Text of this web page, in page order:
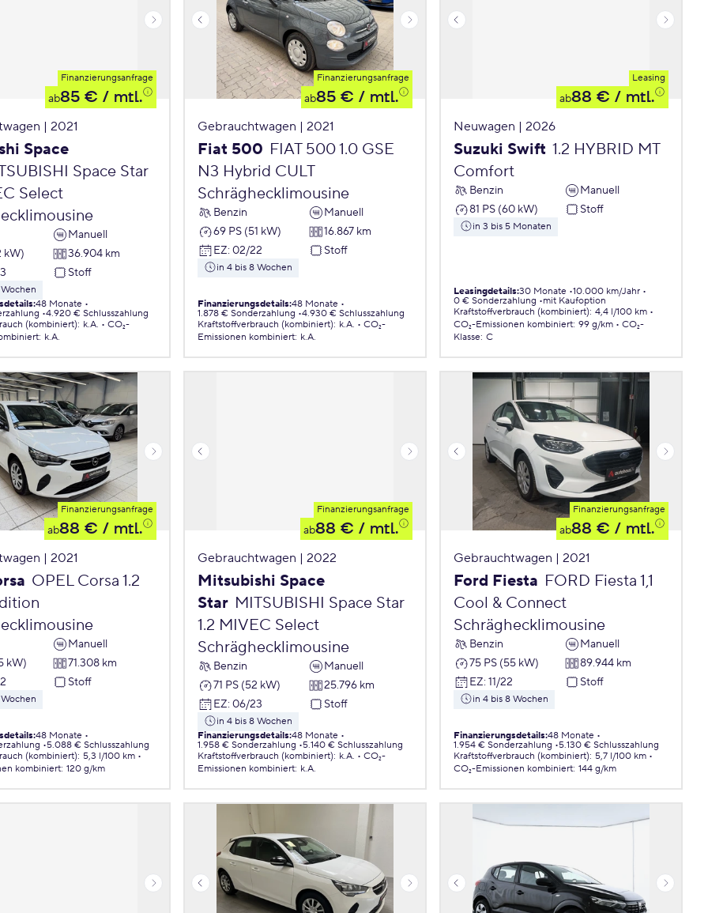
Finanzierungsanfrage
ab85 € / mtl.
| 2021
Space
Space Star
Select
Manuell
kW)
36.904 km
Stoff
:48 Monate
4.920 € Schlusszahlung
(kombiniert): k.A.
CO₂-
: k.A.
Finanzierungsanfrage
ab85 € / mtl.
Gebrauchtwagen | 2021
Fiat 500 FIAT 500 1.0 GSE
N3 Hybrid CULT
Schräghecklimousine
Benzin
Manuell
69 PS (51 kW)
16.867 km
EZ: 02/22 Stoff
in 4 bis 8 Wochen
Finanzierungsdetails:48 Monate
1.878 € Sonderzahlung 4.930 € Schlusszahlung
Kraftstoffverbrauch (kombiniert): k.A.
CO₂-
Emissionen kombiniert: k.A.
Leasing
ab88 € / mtl.
Neuwagen | 2026
Suzuki Swift 1.2 HYBRID MT
Comfort
Benzin
Manuell
81 PS (60 kW)
Stoff
in 3 bis 5 Monaten
Leasingdetails:30 Monate 10.000 km/Jahr
0 € Sonderzahlung
mit Kaufoption
Kraftstoffverbrauch (kombiniert): 4,4 l/100 km
CO₂-Emissionen kombiniert: 99 g/km
CO₂-
Klasse: C
Finanzierungsanfrage
ab88 € / mtl.
| 2021
OPEL Corsa 1.2
Manuell
kW)
71.308 km
Stoff
:48 Monate
5.088 € Schlusszahlung
(kombiniert): 5,3 l/100 km
kombiniert: 120 g/km
Finanzierungsanfrage
ab88 € / mtl.
Gebrauchtwagen | 2022
Mitsubishi Space
Star MITSUBISHI Space Star
1.2 MIVEC Select
Schräghecklimousine
Benzin
Manuell
71 PS (52 kW)
25.796 km
EZ: 06/23 Stoff
in 4 bis 8 Wochen
Finanzierungsdetails:48 Monate
1.958 € Sonderzahlung 5.140 € Schlusszahlung
Kraftstoffverbrauch (kombiniert): k.A.
CO₂-
Emissionen kombiniert: k.A.
Finanzierungsanfrage
ab88 € / mtl.
Gebrauchtwagen | 2021
Ford Fiesta FORD Fiesta 1,1
Cool & Connect
Schräghecklimousine
Benzin
Manuell
75 PS (55 kW)
89.944 km
EZ: 11/22 Stoff
in 4 bis 8 Wochen
Finanzierungsdetails:48 Monate
1.954 € Sonderzahlung 5.130 € Schlusszahlung
Kraftstoffverbrauch (kombiniert): 5,7 l/100 km
CO₂-Emissionen kombiniert: 144 g/km